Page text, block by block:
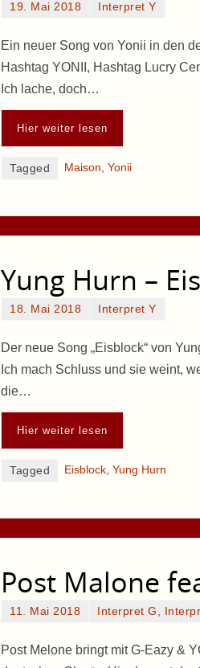
19. Mai 2018 Interpret Y
Ein neuer Song von Yonii in den
Hashtag YONII, Hashtag Lucry
Ich lache, doch…
Hier weiter lesen
Tagged Maison, Yonii
Yung Hurn –
18. Mai 2018 Interpret Y
Der neue Song „Eisblock“ von
Ich mach Schluss und sie weint,
die…
Hier weiter lesen
Tagged Eisblock, Yung Hurn
Post Malone
11. Mai 2018 Interpret G ,
Post Melone bringt mit G-Eazy &